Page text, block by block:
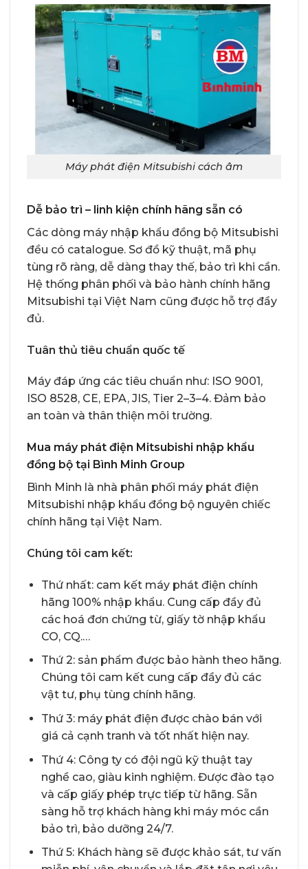
Máy phát điện Mitsubishi cách âm
Dễ bảo trì – linh kiện chính hãng sẵn có
Các dòng máy nhập khẩu đồng bộ Mitsubishi
đều có catalogue. Sơ đồ kỹ thuật, mã phụ
tùng rõ ràng, dễ dàng thay thế, bảo trì khi cần.
Hệ thống phân phối và bảo hành chính hãng
Mitsubishi tại Việt Nam cũng được hỗ trợ đầy
đủ.
Tuân thủ tiêu chuẩn quốc tế
Máy đáp ứng các tiêu chuẩn như: ISO 9001,
ISO 8528, CE, EPA, JIS, Tier 2–3–4. Đảm bảo
an toàn và thân thiện môi trường.
Mua máy phát điện Mitsubishi nhập khẩu
đồng bộ tại Bình Minh Group
Bình Minh là nhà phân phối máy phát điện
Mitsubishi nhập khẩu đồng bộ nguyên chiếc
chính hãng tại Việt Nam.
Chúng tôi cam kết:
Thứ nhất: cam kết máy phát điện chính
hãng 100% nhập khẩu. Cung cấp đầy đủ
các hoá đơn chứng từ, giấy tờ nhập khẩu
CO, CQ.…
Thứ 2: sản phẩm được bảo hành theo hãng.
Chúng tôi cam kết cung cấp đầy đủ các
vật tư, phụ tùng chính hãng.
Thứ 3: máy phát điện được chào bán với
giá cả cạnh tranh và tốt nhất hiện nay.
Thứ 4: Công ty có đội ngũ kỹ thuật tay
nghề cao, giàu kinh nghiệm. Được đào tạo
và cấp giấy phép trực tiếp từ hãng. Sẵn
sàng hỗ trợ khách hàng khi máy móc cần
bảo trì, bảo dưỡng 24/7.
Thứ 5: Khách hàng sẽ được khảo sát, tư vấn